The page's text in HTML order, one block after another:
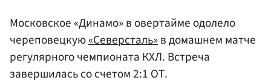
Московское «Динамо» в овертайме одолело
череповецкую«Северсталь»в домашнем матче
регулярного чемпионата КХЛ. Встреча
завершилась со счетом 2:1 ОТ.